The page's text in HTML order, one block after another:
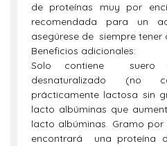
de proteínas muy por
recomendada para un
asegúrese de siempre tener
Beneficios adicionales:
Solo contiene suero
desnaturalizado (no
prácticamente lactosa sin
lacto albúminas que
lacto albúminas. Gramo
encontrará una proteína